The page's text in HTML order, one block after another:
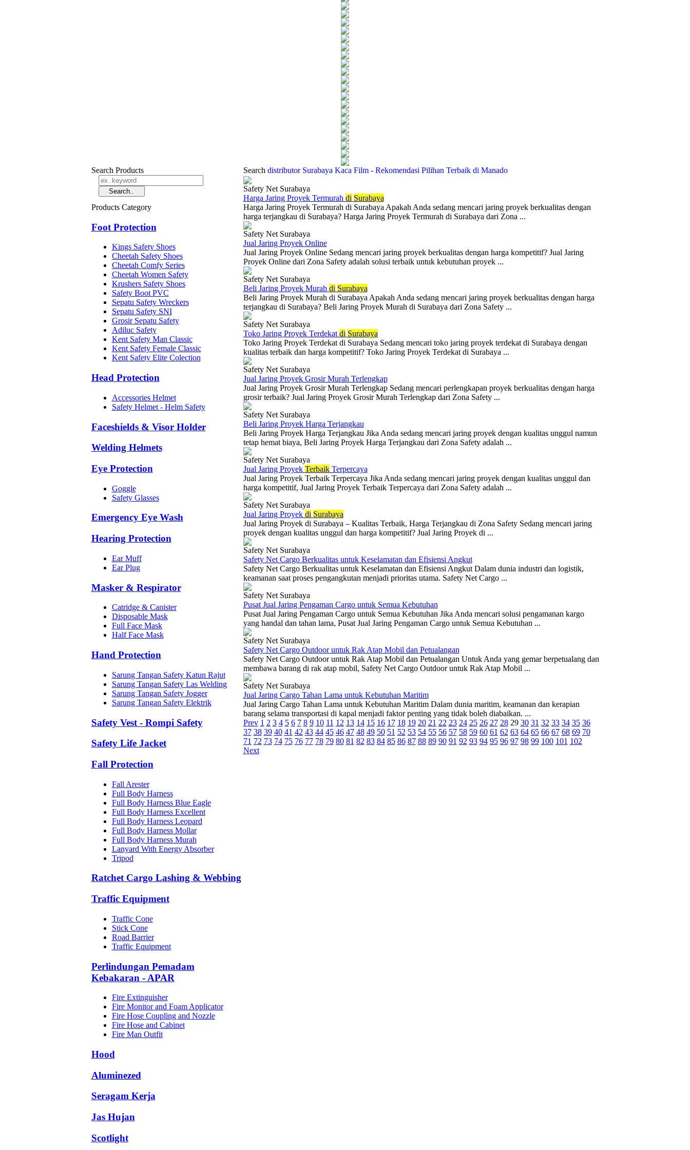
Search Products
Products Category
Foot Protection
Kings Safety Shoes
Cheetah Safety Shoes
Cheetah Comfy Series
Cheetah Women Safety
Krushers Safety Shoes
Safety Boot PVC
Sepatu Safety Wreckers
Sepatu Safety SNI
Grosir Sepatu Safety
Adiluc Safety
Kent Safety Man Classic
Kent Safety Female Classic
Kent Safety Elite Colection
Head Protection
Accessories Helmet
Safety Helmet - Helm Safety
Faceshields & Visor Holder
Welding Helmets
Eye Protection
Goggle
Safety Glasses
Emergency Eye Wash
Hearing Protection
Ear Muff
Ear Plug
Masker & Respirator
Catridge & Canister
Disposable Mask
Full Face Mask
Half Face Mask
Hand Protection
Sarung Tangan Safety Katun Rajut
Sarung Tangan Safety Las Welding
Sarung Tangan Safety Jogger
Sarung Tangan Safety Elektrik
Safety Vest - Rompi Safety
Safety Life Jacket
Fall Protection
Fall Arester
Full Body Harness
Full Body Harness Blue Eagle
Full Body Harness Excellent
Full Body Harness Leopard
Full Body Harness Mollar
Full Body Harness Murah
Lanyard With Energy Absorber
Tripod
Ratchet Cargo Lashing & Webbing
Traffic Equipment
Traffic Cone
Stick Cone
Road Barrier
Traffic Equipment
Perlindungan Pemadam
Kebakaran - APAR
Fire Extinguisher
Fire Monitor and Foam Applicator
Fire Hose Coupling and Nozzle
Fire Hose and Cabinet
Fire Man Outfit
Hood
Aluminezed
Seragam Kerja
Jas Hujan
Scotlight
Search distributor Surabaya Kaca Film - Rekomendasi Pilihan Terbaik di Manado
Safety Net Surabaya
Harga Jaring Proyek Termurah di Surabaya
Harga Jaring Proyek Termurah di Surabaya Apakah Anda sedang mencari jaring proyek berkualitas dengan
harga terjangkau di Surabaya? Harga Jaring Proyek Termurah di Surabaya dari Zona ...
Safety Net Surabaya
Jual Jaring Proyek Online
Jual Jaring Proyek Online Sedang mencari jaring proyek berkualitas dengan harga kompetitif? Jual Jaring
Proyek Online dari Zona Safety adalah solusi terbaik untuk kebutuhan proyek ...
Safety Net Surabaya
Beli Jaring Proyek Murah di Surabaya
Beli Jaring Proyek Murah di Surabaya Apakah Anda sedang mencari jaring proyek berkualitas dengan harga
terjangkau di Surabaya? Beli Jaring Proyek Murah di Surabaya dari Zona Safety ...
Safety Net Surabaya
Toko Jaring Proyek Terdekat di Surabaya
Toko Jaring Proyek Terdekat di Surabaya Sedang mencari toko jaring proyek terdekat di Surabaya dengan
kualitas terbaik dan harga kompetitif? Toko Jaring Proyek Terdekat di Surabaya ...
Safety Net Surabaya
Jual Jaring Proyek Grosir Murah Terlengkap
Jual Jaring Proyek Grosir Murah Terlengkap Sedang mencari perlengkapan proyek berkualitas dengan harga
grosir terbaik? Jual Jaring Proyek Grosir Murah Terlengkap dari Zona Safety ...
Safety Net Surabaya
Beli Jaring Proyek Harga Terjangkau
Beli Jaring Proyek Harga Terjangkau Jika Anda sedang mencari jaring proyek dengan kualitas unggul namun
tetap hemat biaya, Beli Jaring Proyek Harga Terjangkau dari Zona Safety adalah ...
Safety Net Surabaya
Jual Jaring Proyek TerbaikTerpercaya
Jual Jaring Proyek Terbaik Terpercaya Jika Anda sedang mencari jaring proyek dengan kualitas unggul dan
harga kompetitif, Jual Jaring Proyek Terbaik Terpercaya dari Zona Safety adalah ...
Safety Net Surabaya
Jual Jaring Proyek di Surabaya
Jual Jaring Proyek di Surabaya – Kualitas Terbaik, Harga Terjangkau di Zona Safety Sedang mencari jaring
proyek dengan kualitas unggul dan harga kompetitif? Jual Jaring Proyek di ...
Safety Net Surabaya
Safety Net Cargo Berkualitas untuk Keselamatan dan Efisiensi Angkut
Safety Net Cargo Berkualitas untuk Keselamatan dan Efisiensi Angkut Dalam dunia industri dan logistik,
keamanan saat proses pengangkutan menjadi prioritas utama. Safety Net Cargo ...
Safety Net Surabaya
Pusat Jual Jaring Pengaman Cargo untuk Semua Kebutuhan
Pusat Jual Jaring Pengaman Cargo untuk Semua Kebutuhan Jika Anda mencari solusi pengamanan kargo
yang handal dan tahan lama, Pusat Jual Jaring Pengaman Cargo untuk Semua Kebutuhan ...
Safety Net Surabaya
Safety Net Cargo Outdoor untuk Rak Atap Mobil dan Petualangan
Safety Net Cargo Outdoor untuk Rak Atap Mobil dan Petualangan Untuk Anda yang gemar berpetualang dan
membawa barang di rak atap mobil, Safety Net Cargo Outdoor untuk Rak Atap Mobil ...
Safety Net Surabaya
Jual Jaring Cargo Tahan Lama untuk Kebutuhan Maritim
Jual Jaring Cargo Tahan Lama untuk Kebutuhan Maritim Dalam dunia maritim, keamanan dan kerapian
barang selama transportasi di kapal menjadi faktor penting yang tidak boleh diabaikan. ...
Prev 1 2 3 4 5 6 7 8 9 10 11 12 13 14 15 16 17 18 19 20 21 22 23 24 25 26 27 28 29 30 31 32 33 34 35 36
37 38 39 40 41 42 43 44 45 46 47 48 49 50 51 52 53 54 55 56 57 58 59 60 61 62 63 64 65 66 67 68 69 70
71 72 73 74 75 76 77 78 79 80 81 82 83 84 85 86 87 88 89 90 91 92 93 94 95 96 97 98 99 100 101 102
Next